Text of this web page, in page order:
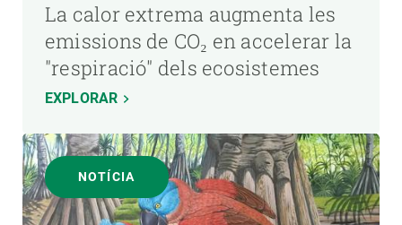
La calor extrema augmenta les
emissions de CO₂ en accelerar la
"respiració" dels ecosistemes
EXPLORAR
NOTÍCIA